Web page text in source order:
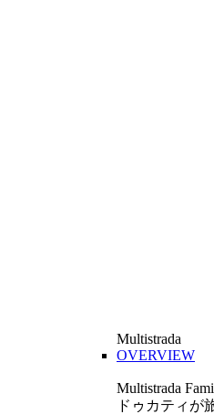
Multistrada
OVERVIEW
Multistrada
ドゥカティが